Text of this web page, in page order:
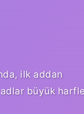
ilk addan
büyük